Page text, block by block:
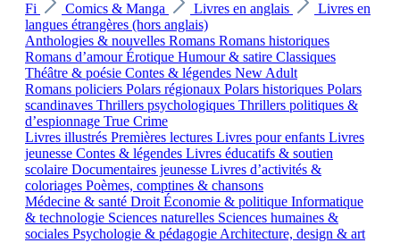
Fi
Comics & Manga Livres en anglais
Livres en
langues étrangères (hors anglais)
Anthologies & nouvelles Romans Romans historiques
Romans d’amourÉrotique Humour & satire Classiques
Théâtre & poésie Contes & légendes New Adult
Romans policiers Polars régionaux Polars historiques Polars
scandinaves Thrillers psychologiques Thrillers politiques &
d’espionnage True Crime
Livres illustrés Premières lectures Livres pour enfants Livres
jeunesse Contes & légendes Livres éducatifs & soutien
scolaire Documentaires jeunesse Livres d’activités &
coloriages Poèmes, comptines & chansons
Médecine & santé Droit Économie & politique Informatique
& technologie Sciences naturelles Sciences humaines &
sociales Psychologie & pédagogie Architecture, design & art